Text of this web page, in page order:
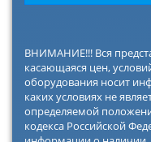
ВНИМАНИЕ!!! Вся
касающаяся цен,
оборудования носит
каких условиях не
определяемой
кодекса Российской